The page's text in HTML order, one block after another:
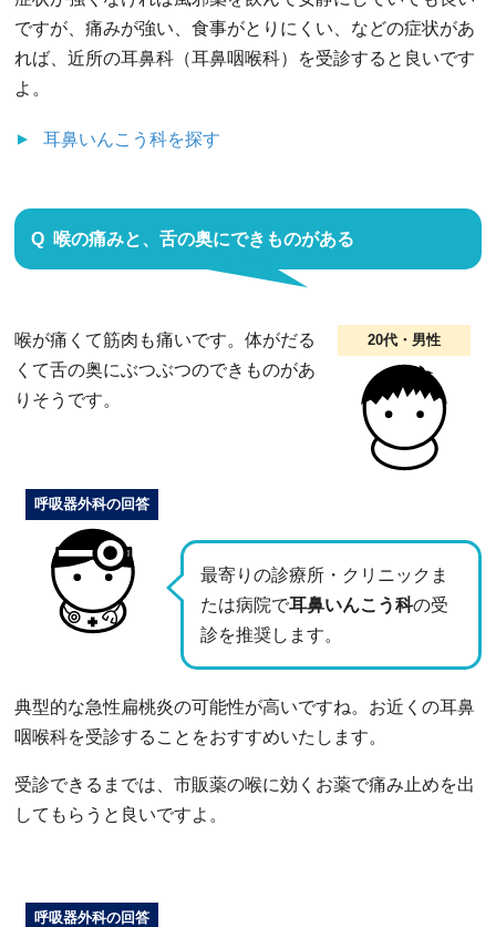
ですが、痛みが強い、食事がとりにくい、などの症状があ
れば、近所の耳鼻科（耳鼻咽喉科）を受診すると良いです
よ。
耳鼻いんこう科を探す
喉の痛みと、舌の奥にできものがある
20代・男性
喉が痛くて筋肉も痛いです。体がだる
くて舌の奥にぶつぶつのできものがあ
りそうです。
最寄りの診療所・クリニックま
たは病院で耳鼻いんこう科の受
診を推奨します。
呼吸器外科の回答
典型的な急性扁桃炎の可能性が高いですね。お近くの耳鼻
咽喉科を受診することをおすすめいたします。
受診できるまでは、市販薬の喉に効くお薬で痛み止めを出
してもらうと良いですよ。
呼吸器外科の回答